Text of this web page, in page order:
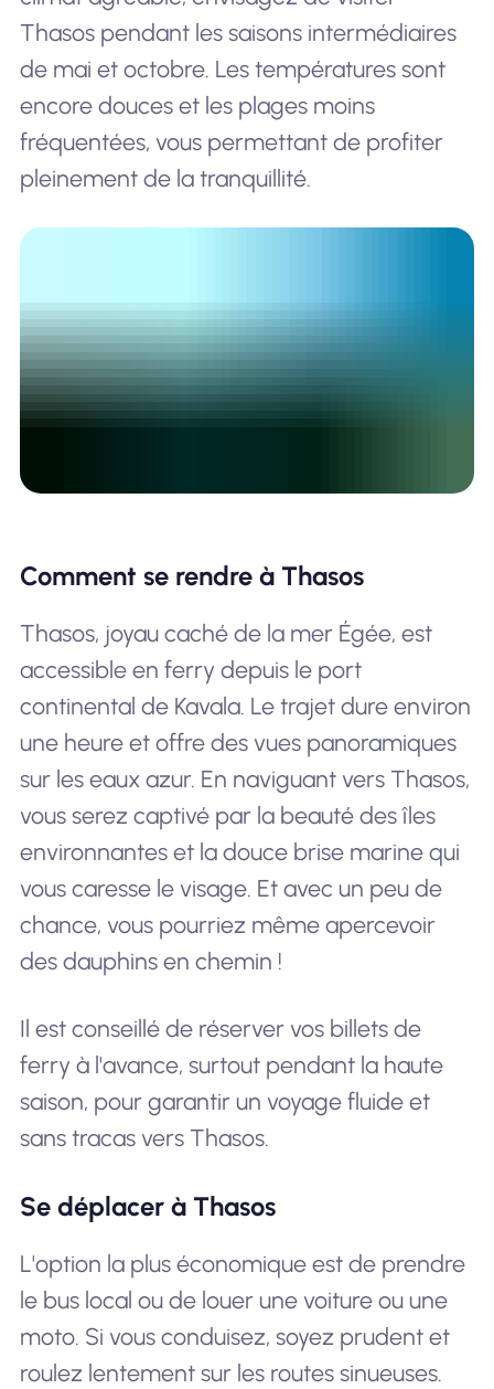
Thasos pendant les saisons intermédiaires
de mai et octobre. Les températures sont
encore douces et les plages moins
fréquentées, vous permettant de profiter
pleinement de la tranquillité.
Comment se rendre à Thasos
Thasos, joyau caché de la mer Égée, est
accessible en ferry depuis le port
continental de Kavala. Le trajet dure environ
une heure et offre des vues panoramiques
sur les eaux azur. En naviguant vers Thasos,
vous serez captivé par la beauté des îles
environnantes et la douce brise marine qui
vous caresse le visage. Et avec un peu de
chance, vous pourriez même apercevoir
des dauphins en chemin !
Il est conseillé de réserver vos billets de
ferry à l'avance, surtout pendant la haute
saison, pour garantir un voyage fluide et
sans tracas vers Thasos.
Se déplacer à Thasos
L'option la plus économique est de prendre
le bus local ou de louer une voiture ou une
moto. Si vous conduisez, soyez prudent et
roulez lentement sur les routes sinueuses.